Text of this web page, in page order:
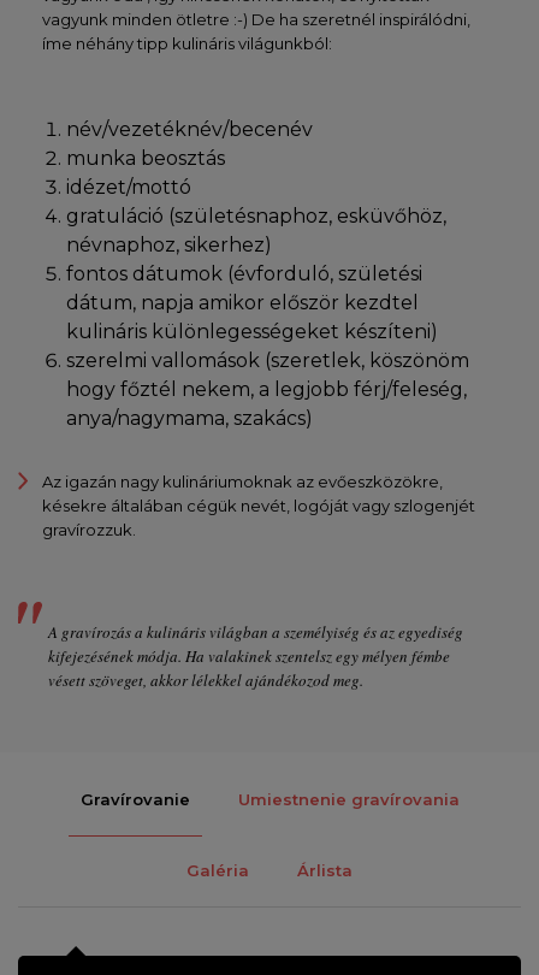
vagyunk minden ötletre :-) De ha szeretnél inspirálódni,
íme néhány tipp kulináris világunkból:
név/vezetéknév/becenév
munka beosztás
idézet/mottó
gratuláció (születésnaphoz, esküvőhöz,
névnaphoz, sikerhez)
fontos dátumok (évforduló, születési
dátum, napja amikor először kezdtel
kulináris különlegességeket készíteni)
szerelmi vallomások (szeretlek, köszönöm
hogy főztél nekem, a legjobb férj/feleség,
anya/nagymama, szakács)
Az igazán nagy kulináriumoknak az evőeszközökre,
késekre általában cégük nevét, logóját vagy szlogenjét
gravírozzuk.
A gravírozás a kulináris világban a személyiség és az egyediség
kifejezésének módja. Ha valakinek szentelsz egy mélyen fémbe
vésett szöveget, akkor lélekkel ajándékozod meg.
Gravírovanie Umiestnenie gravírovania
Galéria Árlista